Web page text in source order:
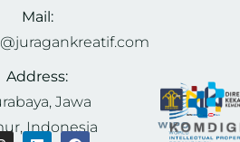
Mail:
Address:
Jawa
Indonesia